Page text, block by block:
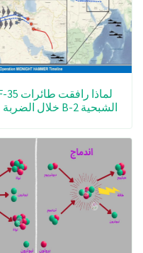
الشبحية B-2 خلال الضربة على إيران؟